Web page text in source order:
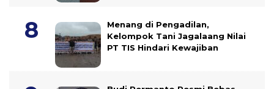
Menang di Pengadilan,
Kelompok Tani Jagalaang Nilai
PT TIS Hindari Kewajiban